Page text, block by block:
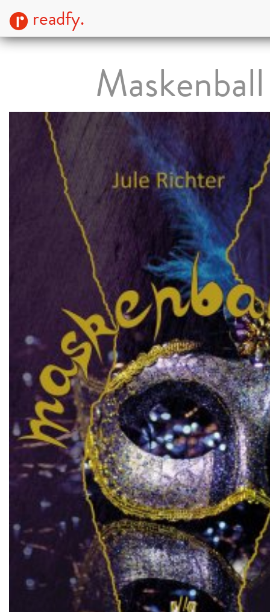
readfy.
Maskenball